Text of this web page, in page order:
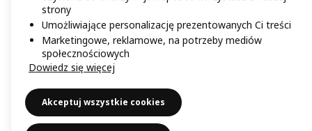
strony
Umożliwiające personalizację prezentowanych Ci treści
Marketingowe, reklamowe, na potrzeby mediów
społecznościowych
Dowiedz się więcej
Akceptuj wszystkie cookies